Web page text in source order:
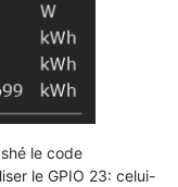
le code
le GPIO 23: celui-